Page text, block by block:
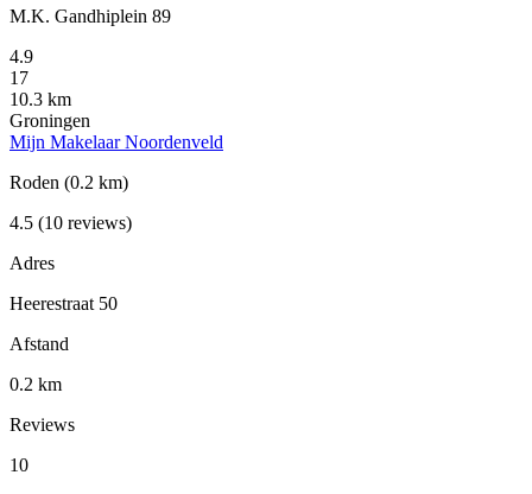
M.K. Gandhiplein 89
4.9
17
10.3 km
Groningen
Mijn Makelaar Noordenveld
Roden (0.2 km)
4.5 (10 reviews)
Adres
Heerestraat 50
Afstand
0.2 km
Reviews
10